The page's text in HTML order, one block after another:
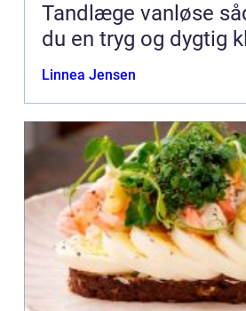
Tandlæge vanløse sådan vælger
du en tryg og dygtig
Linnea Jensen